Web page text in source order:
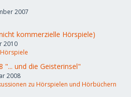
2007
kommerzielle Hörspiele)
2010
"... und die Geisterinsel"
2008
zu Hörspielen und Hörbüchern